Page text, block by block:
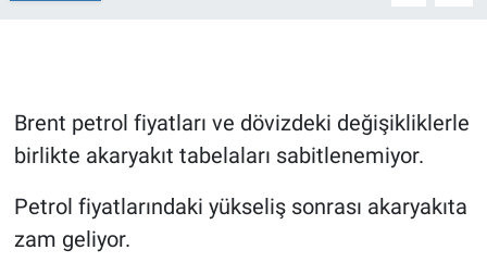
Brent petrol fiyatları ve dövizdeki değişikliklerle
birlikte akaryakıt tabelaları sabitlenemiyor.
Petrol fiyatlarındaki yükseliş sonrası akaryakıta
zam geliyor.
Gündem Özel
Günün görüntüsü
Haber